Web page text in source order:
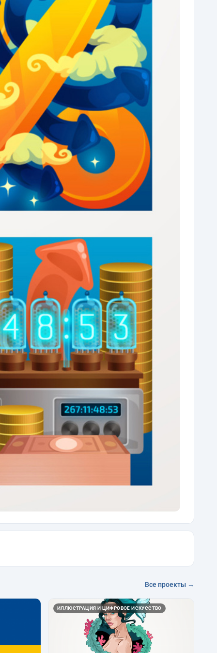
Все проекты →
ИЛЛЮСТРАЦИЯ И ЦИФРОВОЕ ИСКУССТВО